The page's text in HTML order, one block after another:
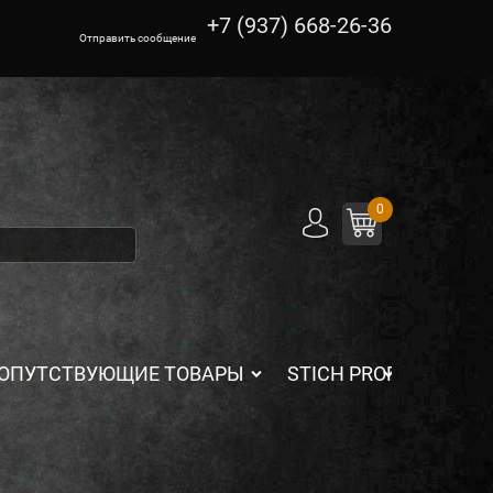
Отправить сообщение +7 (937) 668-26-36
0
ТОВАРЫ STICH PROFI